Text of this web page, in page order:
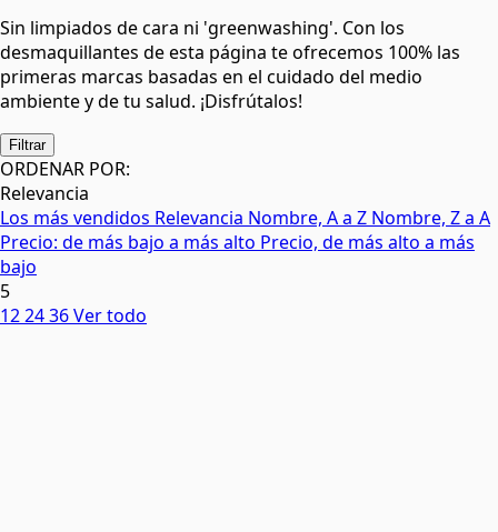
Sin limpiados de cara ni 'greenwashing'. Con los
desmaquillantes de esta página te ofrecemos 100% las
primeras marcas basadas en el cuidado del medio
ambiente y de tu salud. ¡Disfrútalos!
Filtrar
ORDENAR POR:
Relevancia
Los más vendidos Relevancia Nombre, A a Z Nombre, Z a A
Precio: de más bajo a más alto Precio, de más alto a más
bajo
5
122436Ver todo